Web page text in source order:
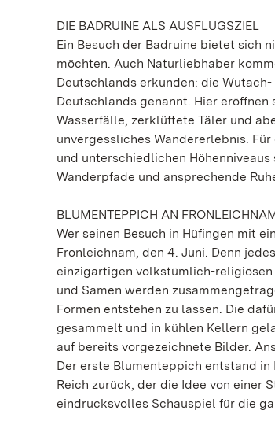
DIE BADRUINE ALS AUSFLUGSZIEL
Ein Besuch der Badruine bietet sich
möchten. Auch Naturliebhaber
Deutschlands erkunden: die
Deutschlands genannt. Hier
Wasserfälle, zerklüftete Täler und
unvergessliches Wandererlebnis.
und unterschiedlichen
Wanderpfade und ansprechende
BLUMENTEPPICH AN
Wer seinen Besuch in Hüfingen mit
Fronleichnam, den 4. Juni. Denn
einzigartigen volkstümlich-religiösen
und Samen werden
Formen entstehen zu lassen. Die
gesammelt und in kühlen Kellern
auf bereits vorgezeichnete Bilder.
Der erste Blumenteppich entstand in
Reich zurück, der die Idee von einer
eindrucksvolles Schauspiel für die